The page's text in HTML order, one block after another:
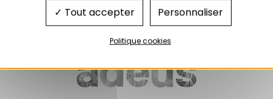
Tout accepter
Personnaliser
Politique cookies